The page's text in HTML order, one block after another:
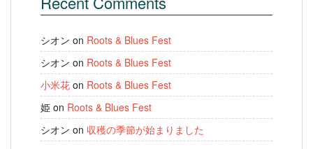
シオン on Roots & Blues Fest
シオン on Roots & Blues Fest
小米花 on Roots & Blues Fest
姫 on Roots & Blues Fest
シオン on 収穫の季節が始まりました